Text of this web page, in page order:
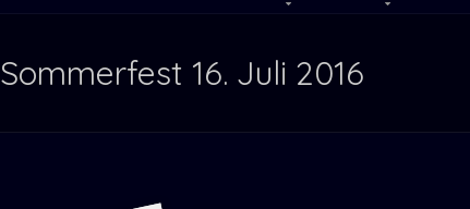
Sommerfest 16. Juli 2016